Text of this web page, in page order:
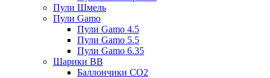
Пули Шмель
Пули Gamo
Пули Gamo 4.5
Пули Gamo 5.5
Пули Gamo 6.35
Шарики BB
Баллончики CO2